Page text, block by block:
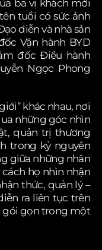
ba vị khách mời
tuổi có sức ảnh
diễn và nhà sản
Vận hành BYD
đốc Điều hành
Ngọc Phong
khác nhau, nơi
những góc nhìn
quản trị thương
trong kỷ nguyên
giữa những nhân
họ nhìn nhận
thức, quản lý –
ra liên tục trên
gói gọn trong một